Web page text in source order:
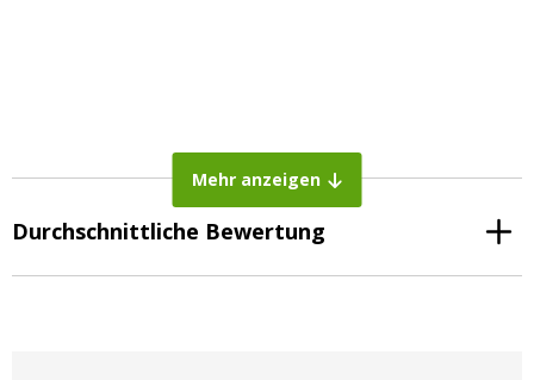
Mehr anzeigen
Durchschnittliche Bewertung